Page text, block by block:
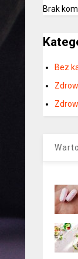
Brak
Bez